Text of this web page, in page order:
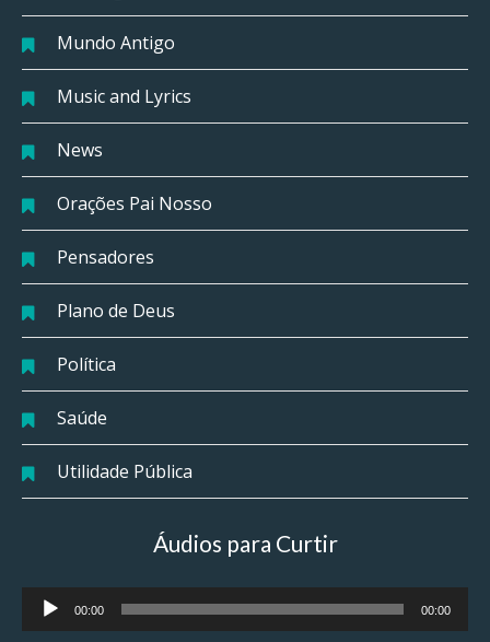
Mundo Antigo
Music and Lyrics
News
Orações Pai Nosso
Pensadores
Plano de Deus
Política
Saúde
Utilidade Pública
Áudios para Curtir
Tocador
de
00:00 00:00